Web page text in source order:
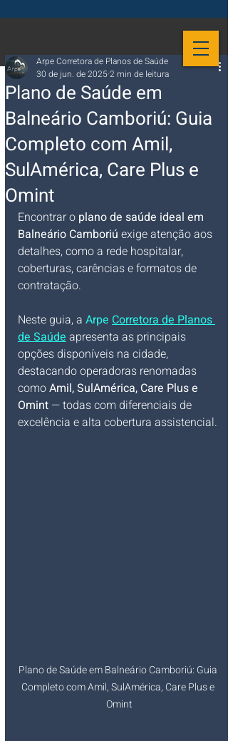
Plano de Saúde em
Balneário Camboriú: Guia
Completo com Amil,
SulAmérica, Care Plus e
Omint
Arpe Corretora de Planos de Saúde
30 de jun. de 2025 2 min de leitura
Encontrar o plano de saúde ideal em
Balneário Camboriú exige atenção aos
detalhes, como a rede hospitalar,
coberturas, carências e formatos de
contratação.
Neste guia, a Arpe Corretora de Planos
de Saúde apresenta as principais
opções disponíveis na cidade,
destacando operadoras renomadas
como Amil, SulAmérica, Care Plus e
Omint — todas com diferenciais de
excelência e alta cobertura assistencial.
Plano de Saúde em Balneário Camboriú: Guia
Completo com Amil, SulAmérica, Care Plus e
Omint